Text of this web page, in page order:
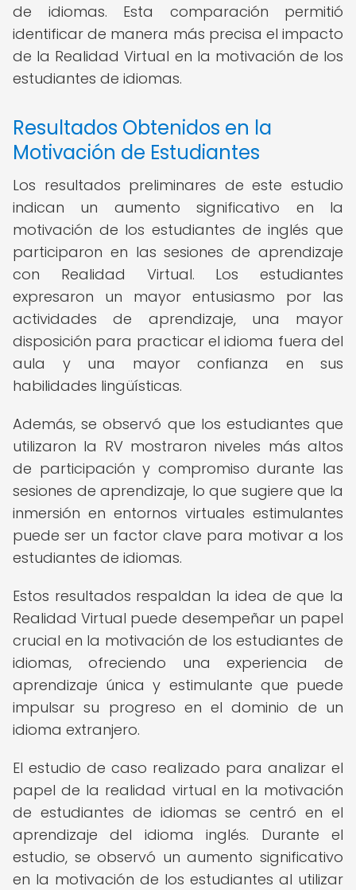
de idiomas. Esta comparación permitió
identificar de manera más precisa el impacto
de la Realidad Virtual en la motivación de los
estudiantes de idiomas.
Resultados Obtenidos en la
Motivación de Estudiantes
Los resultados preliminares de este estudio
indican un aumento significativo en la
motivación de los estudiantes de inglés que
participaron en las sesiones de aprendizaje
con Realidad Virtual. Los estudiantes
expresaron un mayor entusiasmo por las
actividades de aprendizaje, una mayor
disposición para practicar el idioma fuera del
aula y una mayor confianza en sus
habilidades lingüísticas.
Además, se observó que los estudiantes que
utilizaron la RV mostraron niveles más altos
de participación y compromiso durante las
sesiones de aprendizaje, lo que sugiere que la
inmersión en entornos virtuales estimulantes
puede ser un factor clave para motivar a los
estudiantes de idiomas.
Estos resultados respaldan la idea de que la
Realidad Virtual puede desempeñar un papel
crucial en la motivación de los estudiantes de
idiomas, ofreciendo una experiencia de
aprendizaje única y estimulante que puede
impulsar su progreso en el dominio de un
idioma extranjero.
El estudio de caso realizado para analizar el
papel de la realidad virtual en la motivación
de estudiantes de idiomas se centró en el
aprendizaje del idioma inglés. Durante el
estudio, se observó un aumento significativo
en la motivación de los estudiantes al utilizar